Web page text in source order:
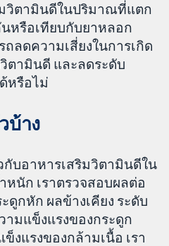
มวิตามินดีในปริมาณที่แตก
หรือเทียบกับยาหลอก
ลดความเสี่ยงในการเกิด
ตามินดี และลดระดับ
หรือไม่
บ้าง
กับอาหารเสริมวิตามินดีใน
หนัก เราตรวจสอบผลต่อ
ดูกหัก ผลข้างเคียง ระดับ
มแข็งแรงของกระดูก
แรงของกล้ามเนื้อ เรา